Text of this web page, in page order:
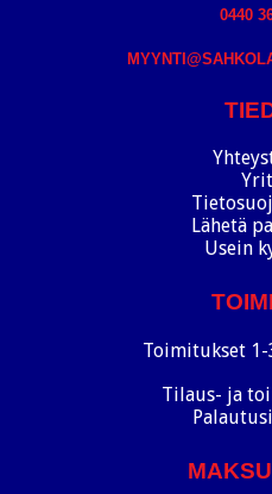
0440
Lähetä
Usein
Toimitukset 1-
Tilaus- ja